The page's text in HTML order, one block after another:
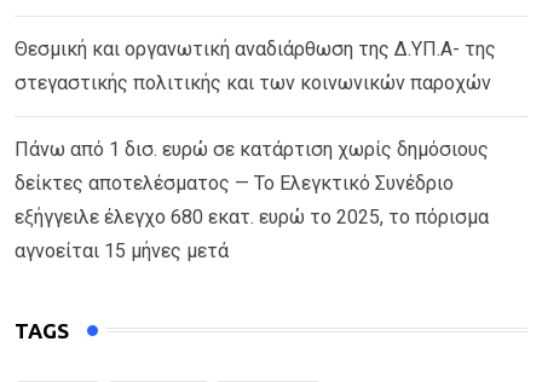
Θεσμική και οργανωτική αναδιάρθωση της Δ.ΥΠ.Α- της
στεγαστικής πολιτικής και των κοινωνικών παροχών
Πάνω από 1 δισ. ευρώ σε κατάρτιση χωρίς δημόσιους
δείκτες αποτελέσματος — Το Ελεγκτικό Συνέδριο
εξήγγειλε έλεγχο 680 εκατ. ευρώ το 2025, το πόρισμα
αγνοείται 15 μήνες μετά
TAGS